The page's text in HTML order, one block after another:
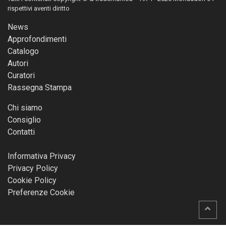
rispettivi aventi diritto
News
Approfondimenti
Catalogo
Autori
Curatori
Rassegna Stampa
Chi siamo
Consiglio
Contatti
Informativa Privacy
Privacy Policy
Cookie Policy
Preferenze Cookie